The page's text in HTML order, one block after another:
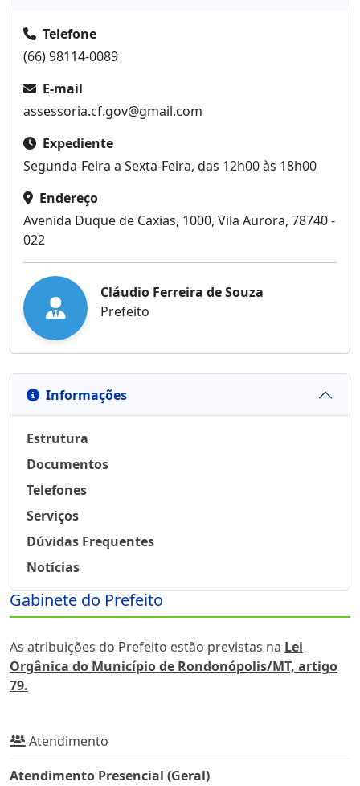
Informações
Telefone
(66) 98114-0089
E-mail
assessoria.cf.gov@gmail.com
Expediente
Segunda-Feira a Sexta-Feira, das 12h00 às 18h00
Endereço
Avenida Duque de Caxias, 1000, Vila Aurora, 78740 -
022
Cláudio Ferreira de Souza
Prefeito
Informações
Estrutura
Documentos
Telefones
Serviços
Dúvidas Frequentes
Notícias
Gabinete do Prefeito
Sobre
As atribuições do Prefeito estão previstas na Lei
Orgânica do Município de Rondonópolis/MT, artigo
79.
Atendimento
Atendimento Presencial (Geral)